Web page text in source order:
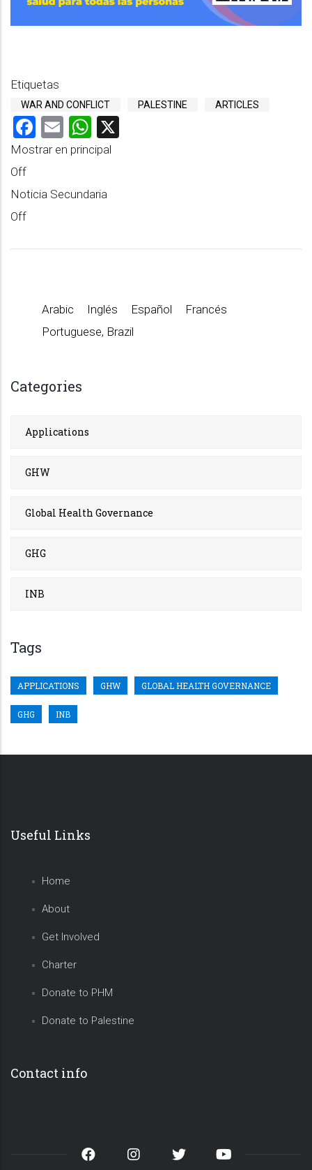
Etiquetas
WAR AND CONFLICT PALESTINE ARTICLES
Facebook
EmailWhatsApp
Mostrar en principal
Off
Noticia Secundaria
Off
Arabic Inglés Español
Francés
Portuguese, Brazil
Categories
Applications
GHW
Global Health Governance
GHG
INB
Tags
APPLICATIONS GHW GLOBAL HEALTH GOVERNANCE
GHG INB
Useful Links
Home
About
Get Involved
Charter
Donate to PHM
Donate to Palestine
Contact info